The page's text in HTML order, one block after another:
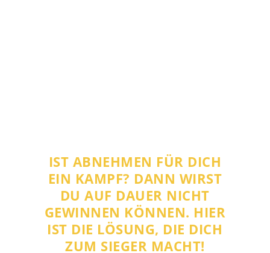
IST ABNEHMEN FÜR DICH
EIN KAMPF? DANN WIRST
DU AUF DAUER NICHT
GEWINNEN KÖNNEN. HIER
IST DIE LÖSUNG, DIE DICH
ZUM SIEGER MACHT!